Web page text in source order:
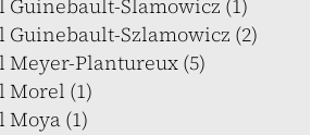
Guinebault-Slamowicz (1)
Guinebault-Szlamowicz (2)
Meyer-Plantureux (5)
Morel (1)
Moya (1)